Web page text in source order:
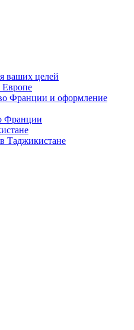
ваших целей
Европе
Франции и оформление
Франции
Таджикистане